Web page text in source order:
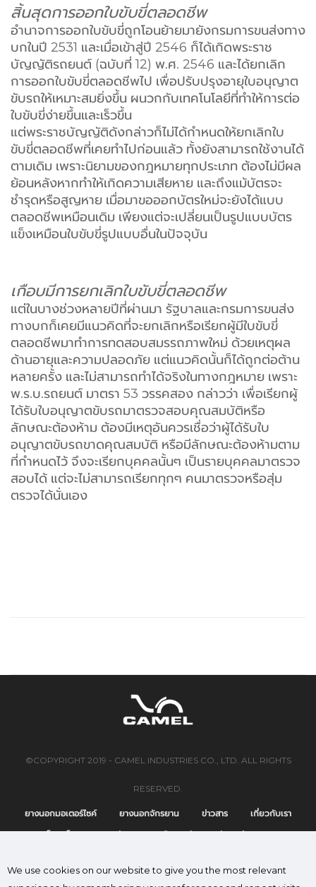
สิ้นสุดการออกใบขับขี่ตลอดชีพ
อำนาจการออกใบขับขี่ถูกโอนย้ายมายังกรมการขนส่งทาง
บกในปี 2531 และเมื่อเข้าสู่ปี 2546 ก็ได้เกิดพระราช
บัญญัติรถยนต์ (ฉบับที่ 12) พ.ศ. 2546 และได้ยกเลิก
การออกใบขับขี่ตลอดชีพไป เพื่อปรับปรุงอายุใบอนุญาต
ขับรถให้เหมาะสมยิ่งขึ้น ผนวกกับเทคโนโลยีที่ทำให้การต่อ
ใบขับขี่ง่ายขึ้นและเร็วขึ้น
แต่พระราชบัญญัติดังกล่าวก็ไม่ได้กำหนดให้ยกเลิกใบ
ขับขี่ตลอดชีพที่เคยทำไปก่อนแล้ว ทั้งยังสามารถใช้งานได้
ตามเดิม เพราะนิยามของกฎหมายทุกประเภท ต้องไม่มีผล
ย้อนหลังหากทำให้เกิดความเสียหาย และถึงแม้บัตรจะ
ชำรุดหรือสูญหาย เมื่อมาขอออกบัตรใหม่จะยังได้แบบ
ตลอดชีพเหมือนเดิม เพียงแต่จะเปลี่ยนเป็นรูปแบบบัตร
แข็งเหมือนใบขับขี่รูปแบบอื่นในปัจจุบัน
เกือบมีการยกเลิกใบขับขี่ตลอดชีพ
แต่ในบางช่วงหลายปีที่ผ่านมา รัฐบาลและกรมการขนส่ง
ทางบกก็เคยมีแนวคิดที่จะยกเลิกหรือเรียกผู้มีใบขับขี่
ตลอดชีพมาทำการทดสอบสมรรถภาพใหม่ ด้วยเหตุผล
ด้านอายุและความปลอดภัย แต่แนวคิดนั้นก็ได้ถูกต่อต้าน
หลายครั้ง และไม่สามารถทำได้จริงในทางกฎหมาย เพราะ
พ.ร.บ.รถยนต์ มาตรา 53 วรรคสอง กล่าวว่า เพื่อเรียกผู้
ได้รับใบอนุญาตขับรถมาตรวจสอบคุณสมบัติหรือ
ลักษณะต้องห้าม ต้องมีเหตุอันควรเชื่อว่าผู้ได้รับใบ
อนุญาตขับรถขาดคุณสมบัติ หรือมีลักษณะต้องห้ามตาม
ที่กำหนดไว้ จึงจะเรียกบุคคลนั้นๆ เป็นรายบุคคลมาตรวจ
สอบได้ แต่จะไม่สามารถเรียกทุกๆ คนมาตรวจหรือสุ่ม
ตรวจได้นั่นเอง
©COPYRIGHT 2019 - CAMEL INDUSTRIES CO., LTD. ALL RIGHTS
RESERVED.
ยางนอกมอเตอร์ไซค์
ยางนอกจักรยาน ข่าวสาร
เกี่ยวกับเรา
แค็ตตาล็อก
ติดต่อเรา นโยบายคุ้มครองข้อมูลส่วนบุคคล
We use cookies on our website to give you the most relevant